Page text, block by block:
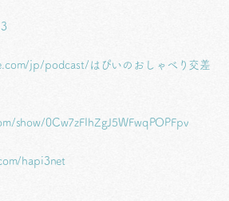
jp/podcast/はぴいのおしゃべり交差
show/0Cw7zFIhZgJ5WFwqPOPFpv
hapi3net